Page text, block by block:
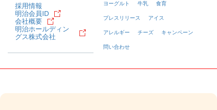
採用情報
明治会員ID
会社概要
明治ホールディン
グス株式会社
ヨーグルト 牛乳 食育
プレスリリース アイス
アレルギー チーズ キャンペーン
問い合わせ